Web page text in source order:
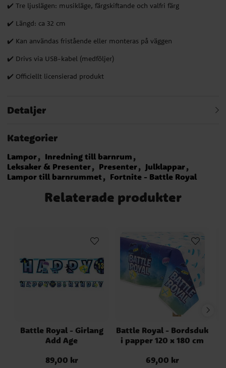
✔️ Tre ljuslägen: musikläge, färgskiftande och valfri färg
✔️ Längd: ca 32 cm
✔️ Kan användas fristående eller monteras på väggen
✔️ Drivs via USB-kabel (medföljer)
✔️ Officiellt licensierad produkt
Detaljer
Kategorier
Lampor
Inredning till barnrum
Leksaker & Presenter
Presenter
Julklappar
Lampor till barnrummet
Fortnite - Battle Royal
Relaterade produkter
Battle Royal - Girlang
Add Age
Pris:89,00 kr
89,00 kr
Battle Royal - Bordsduk
i papper 120 x 180 cm
Pris:69,00 kr
69,00 kr